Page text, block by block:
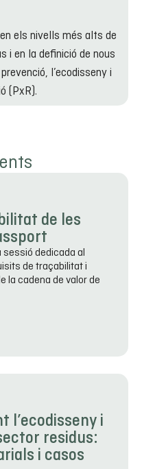
els nivells més alts de
i en la definició de nous
l’ecodisseny i
(PxR).
de les
sessió dedicada al
de traçabilitat i
la cadena de valor de
l’ecodisseny i
residus:
i casos